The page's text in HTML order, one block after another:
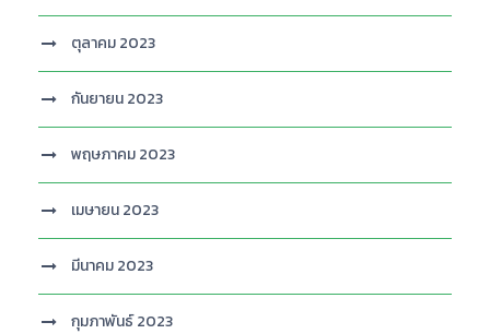
ตุลาคม 2023
กันยายน 2023
พฤษภาคม 2023
เมษายน 2023
มีนาคม 2023
กุมภาพันธ์ 2023